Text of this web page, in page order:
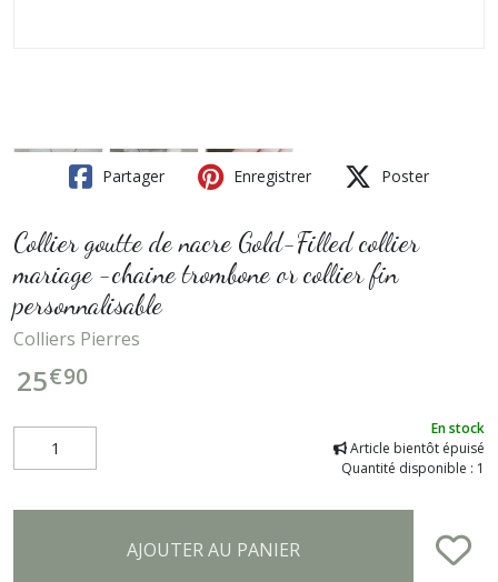
Partager Enregistrer Poster
Collier goutte de nacre Gold-Filled collier
mariage -chaine trombone or collier fin
personnalisable
Colliers Pierres
25€90
En stock
Article bientôt épuisé
Quantité disponible : 1
AJOUTER AU PANIER